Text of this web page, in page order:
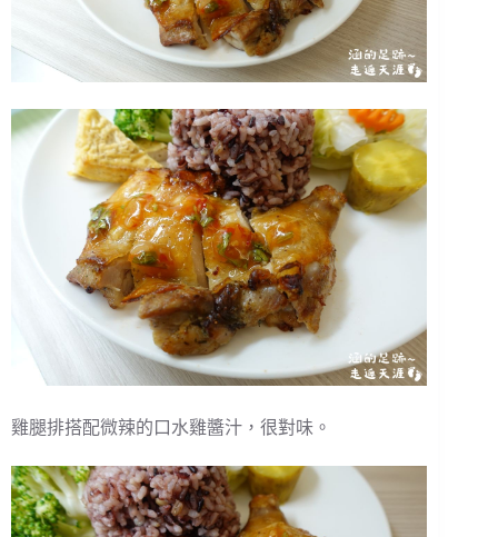
雞腿排搭配微辣的口水雞醬汁，很對味。